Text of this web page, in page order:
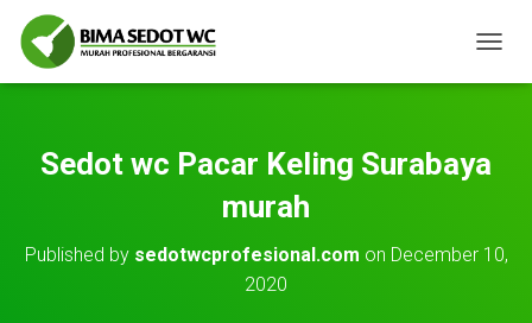
O
E
I
Sedot wc Pacar Keling Surabaya
murah
Published by sedotwcprofesional.com on December 10,
2020